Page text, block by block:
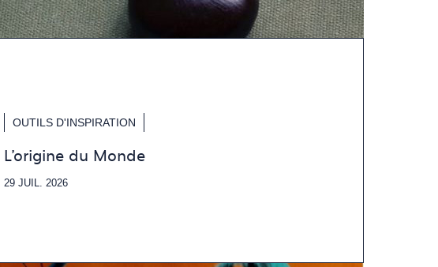
OUTILS D'INSPIRATION
L'origine du Monde
29 JUIL. 2026